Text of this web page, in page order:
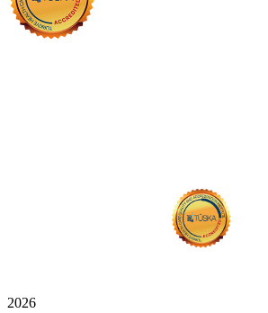
2026